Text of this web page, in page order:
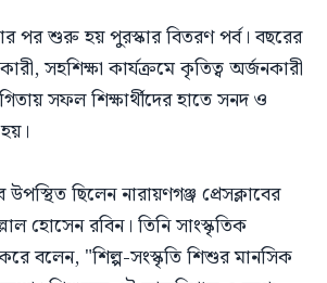
পর শুরু হয় পুরস্কার বিতরণ পর্ব। বছরের
সহশিক্ষা কার্যক্রমে কৃতিত্ব অর্জনকারী
সফল শিক্ষার্থীদের হাতে সনদ ও
ছিলেন নারায়ণগঞ্জ প্রেসক্লাবের
হোসেন রবিন। তিনি সাংস্কৃতিক
বলেন, "শিল্প-সংস্কৃতি শিশুর মানসিক